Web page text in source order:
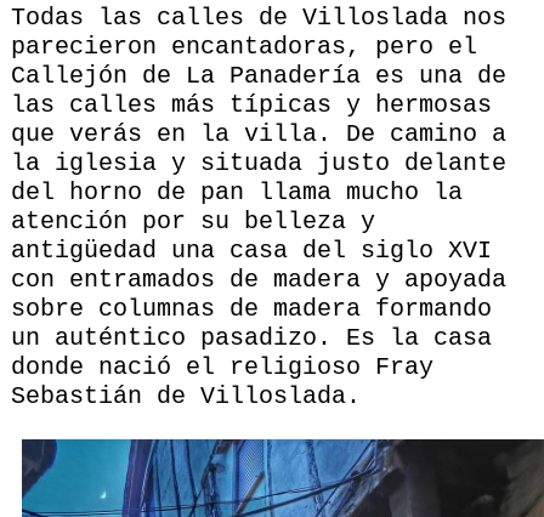
Todas las calles de Villoslada nos
parecieron encantadoras, pero el
Callejón de La Panadería es una de
las calles más típicas y hermosas
que verás en la villa. De camino a
la iglesia y situada justo delante
del horno de pan llama mucho la
atención por su belleza y
antigüedad una casa del siglo XVI
con entramados de madera y apoyada
sobre columnas de madera formando
un auténtico pasadizo. Es la casa
donde nació el religioso Fray
Sebastián de Villoslada.